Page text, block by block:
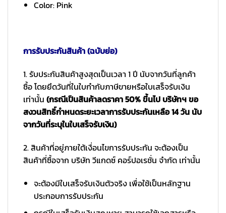
Color: Pink
การรับประกันสินค้า (ฉบับย่อ)
1. รับประกันสินค้าสูงสุดเป็นเวลา 1 ปี นับจากวันที่ลูกค้า
ซื้อ โดยยึดวันที่ในใบกำกับภาษีขายหรือใบเสร็จรับเงิน
เท่านั้น (กรณีเป็นสินค้าลดราคา 50% ขึ้นไป บริษัทฯ ขอ
สงวนสิทธิ์กำหนดระยะเวลาการรับประกันเหลือ 14 วัน นับ
จากวันที่ระบุในใบเสร็จรับเงิน)
2. สินค้าที่อยู่ภายใต้เงื่อนไขการรับประกัน จะต้องเป็น
สินค้าที่ซื้อจาก บริษัท วีแกดซ์ คอร์ปอเรชั่น จำกัด เท่านั้น
จะต้องมีใบเสร็จรับเงินตัวจริง เพื่อใช้เป็นหลักฐาน
ประกอบการรับประกัน